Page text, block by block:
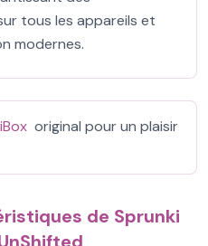
tous les appareils et
modernes.
original pour un plaisir
de Sprunki